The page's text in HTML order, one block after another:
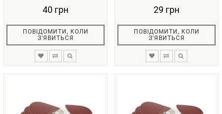
40 грн
ПОВІДОМИТИ, КОЛИ
З'ЯВИТЬСЯ
29 грн
ПОВІДОМИТИ, КОЛИ
З'ЯВИТЬСЯ